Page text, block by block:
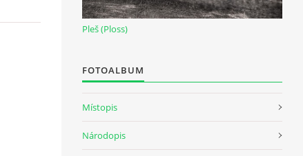
Pleš (Ploss)
FOTOALBUM
Místopis
Národopis